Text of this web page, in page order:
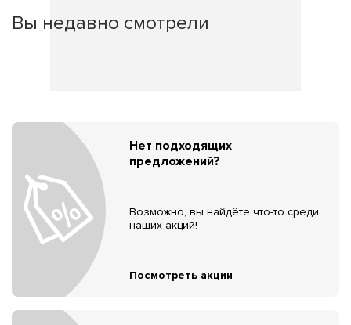
Вы недавно смотрели
Нет подходящих
предложений?
Возможно, вы найдёте что-то среди
наших акций!
Посмотреть акции